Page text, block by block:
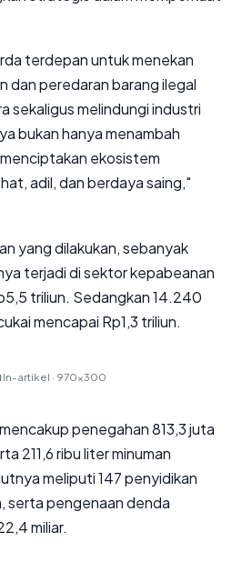
terdepan untuk menekan
dan peredaran barang ilegal
sekaligus melindungi industri
bukan hanya menambah
ekosistem
adil, dan berdaya saing,"
yang dilakukan, sebanyak
terjadi di sektor kepabeanan
triliun. Sedangkan 14.240
mencapai Rp1,3 triliun.
In-artikel · 970×300
penegahan 813,3 juta
211,6 ribu liter minuman
meliputi 147 penyidikan
serta pengenaan denda
miliar.